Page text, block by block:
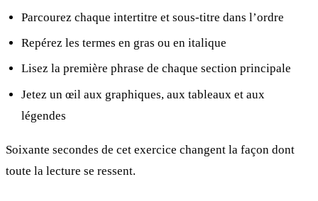
Parcourez chaque intertitre et sous-titre dans l’ordre
Repérez les termes en gras ou en italique
Lisez la première phrase de chaque section principale
Jetez un œil aux graphiques, aux tableaux et aux
légendes
Soixante secondes de cet exercice changent la façon dont
toute la lecture se ressent.